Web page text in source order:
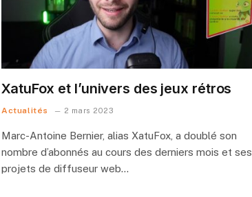
XatuFox et l’univers des jeux rétros
Actualités 2 mars 2023
Marc-Antoine Bernier, alias XatuFox, a doublé son
nombre d’abonnés au cours des derniers mois et ses
projets de diffuseur web…